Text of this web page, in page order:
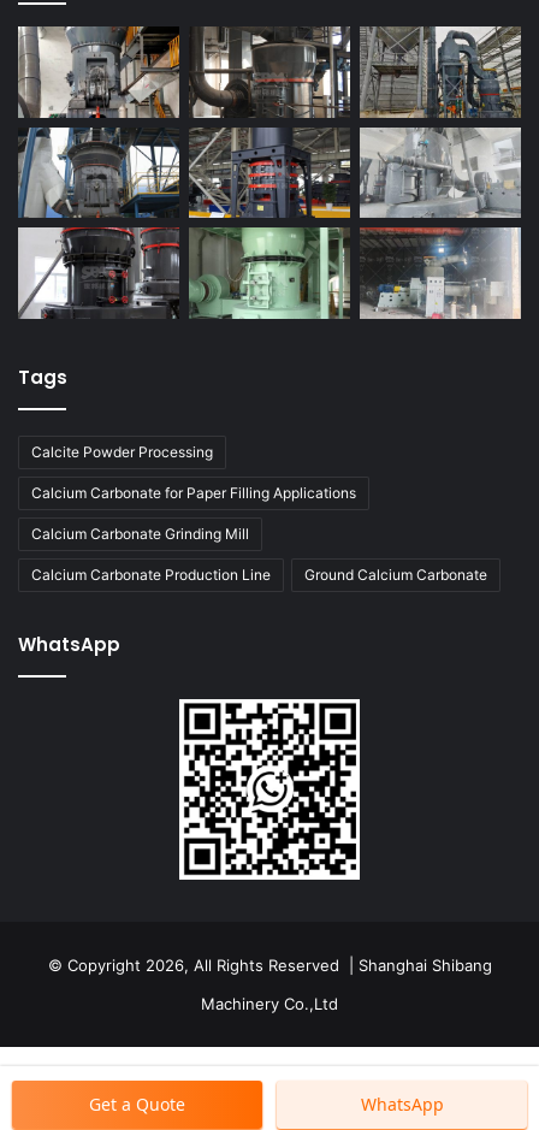
Tags
Calcite Powder Processing
Calcium Carbonate for Paper Filling Applications
Calcium Carbonate Grinding Mill
Calcium Carbonate Production Line Ground Calcium Carbonate
WhatsApp
© Copyright 2026, All Rights Reserved | Shanghai Shibang
Machinery Co.,Ltd
Get a Quote WhatsApp